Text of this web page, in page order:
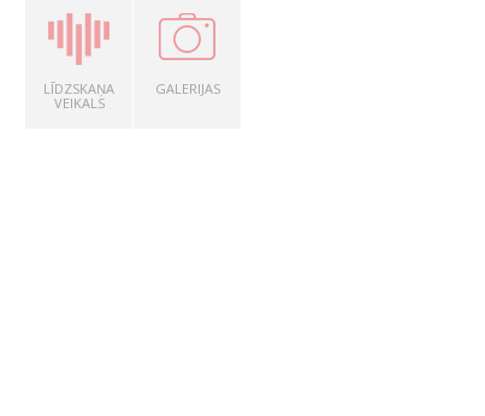
LĪDZSKAŅA
VEIKALS
GALERIJAS